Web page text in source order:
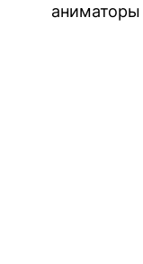
аниматоры